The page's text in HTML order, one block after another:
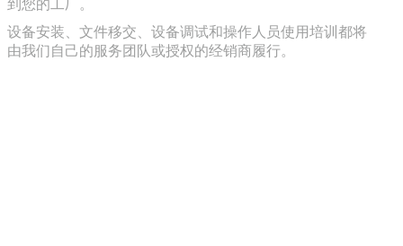
到您的工厂。
设备安装、文件移交、设备调试和操作人员使用培训都将
由我们自己的服务团队或授权的经销商履行。